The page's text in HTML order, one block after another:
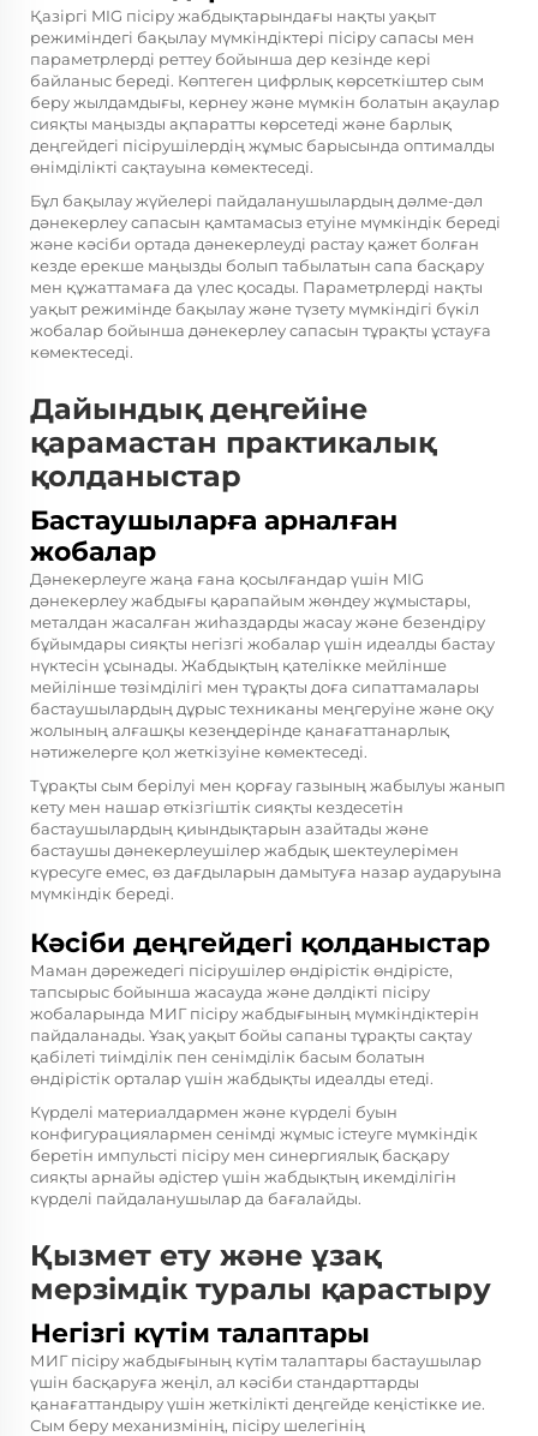
Қазіргі MIG пісіру жабдықтарындағы нақты уақыт
режиміндегі бақылау мүмкіндіктері пісіру сапасы мен
параметрлерді реттеу бойынша дер кезінде кері
байланыс береді. Көптеген цифрлық көрсеткіштер сым
беру жылдамдығы, кернеу және мүмкін болатын ақаулар
сияқты маңызды ақпаратты көрсетеді және барлық
деңгейдегі пісірушілердің жұмыс барысында оптималды
өнімділікті сақтауына көмектеседі.
Бұл бақылау жүйелері пайдаланушылардың дәлме-дәл
дәнекерлеу сапасын қамтамасыз етуіне мүмкіндік береді
және кәсіби ортада дәнекерлеуді растау қажет болған
кезде ерекше маңызды болып табылатын сапа басқару
мен құжаттамаға да үлес қосады. Параметрлерді нақты
уақыт режимінде бақылау және түзету мүмкіндігі бүкіл
жобалар бойынша дәнекерлеу сапасын тұрақты ұстауға
көмектеседі.
Дайындық деңгейіне
қарамастан практикалық
қолданыстар
Бастаушыларға арналған
жобалар
Дәнекерлеуге жаңа ғана қосылғандар үшін MIG
дәнекерлеу жабдығы қарапайым жөндеу жұмыстары,
металдан жасалған жиһаздарды жасау және безендіру
бұйымдары сияқты негізгі жобалар үшін идеалды бастау
нүктесін ұсынады. Жабдықтың қателікке мейлінше
мейілінше төзімділігі мен тұрақты доға сипаттамалары
бастаушылардың дұрыс техниканы меңгеруіне және оқу
жолының алғашқы кезеңдерінде қанағаттанарлық
нәтижелерге қол жеткізуіне көмектеседі.
Тұрақты сым берілуі мен қорғау газының жабылуы жанып
кету мен нашар өткізгіштік сияқты кездесетін
бастаушылардың қиындықтарын азайтады және
бастаушы дәнекерлеушілер жабдық шектеулерімен
күресуге емес, өз дағдыларын дамытуға назар аударуына
мүмкіндік береді.
Кәсіби деңгейдегі қолданыстар
Маман дәрежедегі пісірушілер өндірістік өндірісте,
тапсырыс бойынша жасауда және дәлдікті пісіру
жобаларында МИГ пісіру жабдығының мүмкіндіктерін
пайдаланады. Ұзақ уақыт бойы сапаны тұрақты сақтау
қабілеті тиімділік пен сенімділік басым болатын
өндірістік орталар үшін жабдықты идеалды етеді.
Күрделі материалдармен және күрделі буын
конфигурациялармен сенімді жұмыс істеуге мүмкіндік
беретін импульсті пісіру мен синергиялық басқару
сияқты арнайы әдістер үшін жабдықтың икемділігін
күрделі пайдаланушылар да бағалайды.
Қызмет ету және ұзақ
мерзімдік туралы қарастыру
Негізгі күтім талаптары
МИГ пісіру жабдығының күтім талаптары бастаушылар
үшін басқаруға жеңіл, ал кәсіби стандарттарды
қанағаттандыру үшін жеткілікті деңгейде кеңістікке ие.
Сым беру механизмінің, пісіру шелегінің